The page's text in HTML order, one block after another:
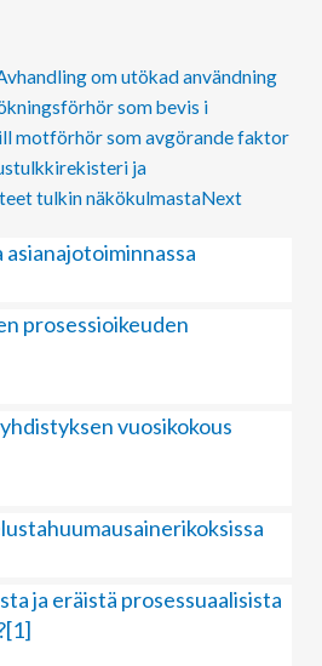
om utökad användning
som bevis i
motförhör som avgörande faktor
ja
tulkin näkökulmastaNext
prosessioikeuden
vuosikokous
ja eräistä prosessuaalisista